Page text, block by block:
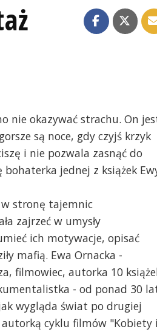
Kadr z serialu
współautorką
[materiały prasowe] |
reportaż Katarzyny
nie okazywać strachu. On
są noce, gdy czyjś krzyk
i nie pozwala zasnąć do
jednej z książek
w stronę tajemnic
zajrzeć w umysły
ich motywacje, opisać
mafią. Ewa Ornacka -
filmowiec, autorka 10
- od ponad 30
wygląda świat po drugiej
cyklu filmów "Kobiety i